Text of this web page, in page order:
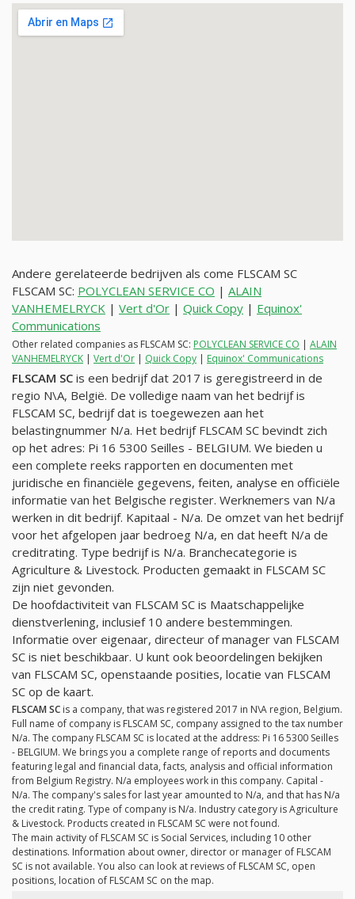
Andere gerelateerde bedrijven als come FLSCAM SC
FLSCAM SC: POLYCLEAN SERVICE CO | ALAIN
VANHEMELRYCK | Vert d'Or | Quick Copy | Equinox'
Communications
Other related companies as FLSCAM SC: POLYCLEAN SERVICE CO | ALAIN
VANHEMELRYCK | Vert d'Or | Quick Copy | Equinox' Communications
FLSCAM SC is een bedrijf dat 2017 is geregistreerd in de
regio N\A, België. De volledige naam van het bedrijf is
FLSCAM SC, bedrijf dat is toegewezen aan het
belastingnummer N/a. Het bedrijf FLSCAM SC bevindt zich
op het adres: Pi 16 5300 Seilles - BELGIUM. We bieden u
een complete reeks rapporten en documenten met
juridische en financiële gegevens, feiten, analyse en officiële
informatie van het Belgische register. Werknemers van N/a
werken in dit bedrijf. Kapitaal - N/a. De omzet van het bedrijf
voor het afgelopen jaar bedroeg N/a, en dat heeft N/a de
creditrating. Type bedrijf is N/a. Branchecategorie is
Agriculture & Livestock. Producten gemaakt in FLSCAM SC
zijn niet gevonden.
De hoofdactiviteit van FLSCAM SC is Maatschappelijke
dienstverlening, inclusief 10 andere bestemmingen.
Informatie over eigenaar, directeur of manager van FLSCAM
SC is niet beschikbaar. U kunt ook beoordelingen bekijken
van FLSCAM SC, openstaande posities, locatie van FLSCAM
SC op de kaart.
FLSCAM SC is a company, that was registered 2017 in N\A region, Belgium.
Full name of company is FLSCAM SC, company assigned to the tax number
N/a. The company FLSCAM SC is located at the address: Pi 16 5300 Seilles
- BELGIUM. We brings you a complete range of reports and documents
featuring legal and financial data, facts, analysis and official information
from Belgium Registry. N/a employees work in this company. Capital -
N/a. The company's sales for last year amounted to N/a, and that has N/a
the credit rating. Type of company is N/a. Industry category is Agriculture
& Livestock. Products created in FLSCAM SC were not found.
The main activity of FLSCAM SC is Social Services, including 10 other
destinations. Information about owner, director or manager of FLSCAM
SC is not available. You also can look at reviews of FLSCAM SC, open
positions, location of FLSCAM SC on the map.